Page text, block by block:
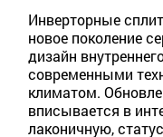
Инверторные
новое поколение
дизайн
современными
климатом.
вписывается в
лаконичную,